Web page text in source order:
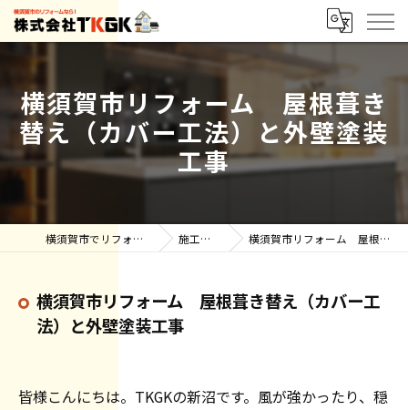
横須賀市リフォーム 屋根葺き
替え（カバー工法）と外壁塗装
工事
横須賀市でリフォーム・雨漏りなら株式会社TKGK 施工事例【ブログ】 横須賀市リフォーム 屋根葺き替え（カバー工法）と外壁塗装工事
横須賀市リフォーム 屋根葺き替え（カバー工
法）と外壁塗装工事
皆様こんにちは。TKGKの新沼です。風が強かったり、穏